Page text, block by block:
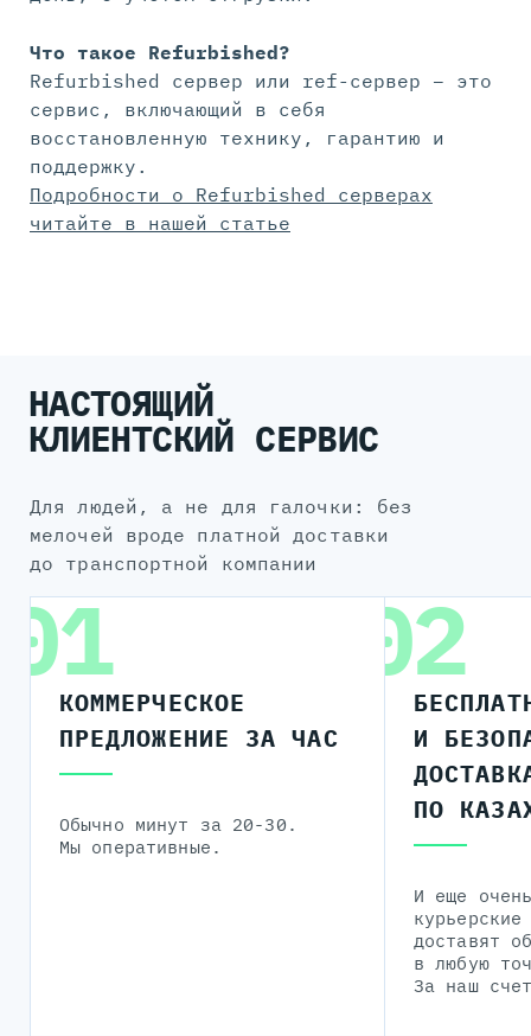
Что такое Refurbished?
Refurbished сервер или ref-сервер – это
сервис, включающий в себя
восстановленную технику, гарантию и
поддержку.
Подробности о Refurbished серверах
читайте в нашей статье
НАСТОЯЩИЙ
КЛИЕНТСКИЙ СЕРВИС
для людей, а не для галочки: без
мелочей вроде платной доставки
до транспортной компании
01
КОММЕРЧЕСКОЕ
ПРЕДЛОЖЕНИЕ ЗА ЧАС
Обычно минут за 20-30.
Мы оперативные.
02
И
ПО
И еще
доставят
в любую
За наш